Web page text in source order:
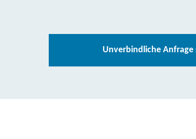
Unverbindliche Anfrage